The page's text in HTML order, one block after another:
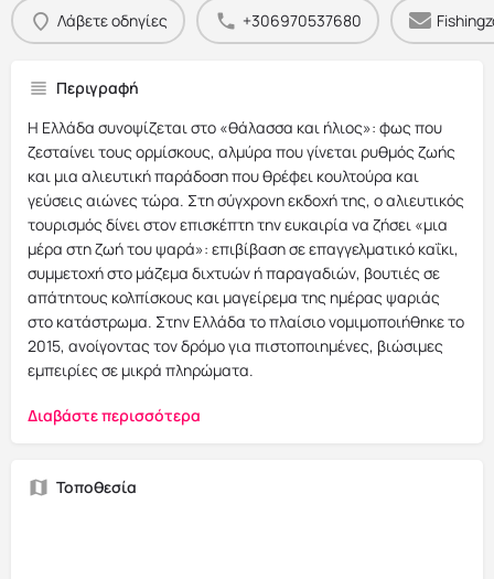
Λάβετε οδηγίες +306970537680
Περιγραφή
Η Ελλάδα συνοψίζεται στο «θάλασσα και ήλιος»: φως που
ζεσταίνει τους ορμίσκους, αλμύρα που γίνεται ρυθμός ζωής
και μια αλιευτική παράδοση που θρέφει κουλτούρα και
γεύσεις αιώνες τώρα. Στη σύγχρονη εκδοχή της, ο αλιευτικός
τουρισμός δίνει στον επισκέπτη την ευκαιρία να ζήσει «μια
μέρα στη ζωή του ψαρά»: επιβίβαση σε επαγγελματικό καΐκι,
συμμετοχή στο μάζεμα διχτυών ή παραγαδιών, βουτιές σε
απάτητους κολπίσκους και μαγείρεμα της ημέρας ψαριάς
στο κατάστρωμα. Στην Ελλάδα το πλαίσιο νομιμοποιήθηκε το
2015, ανοίγοντας τον δρόμο για πιστοποιημένες, βιώσιμες
εμπειρίες σε μικρά πληρώματα.
Διαβάστε περισσότερα
Τοποθεσία